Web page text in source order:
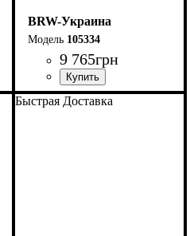
BRW-Украина
105334
9 765грн
Быстрая Доставка